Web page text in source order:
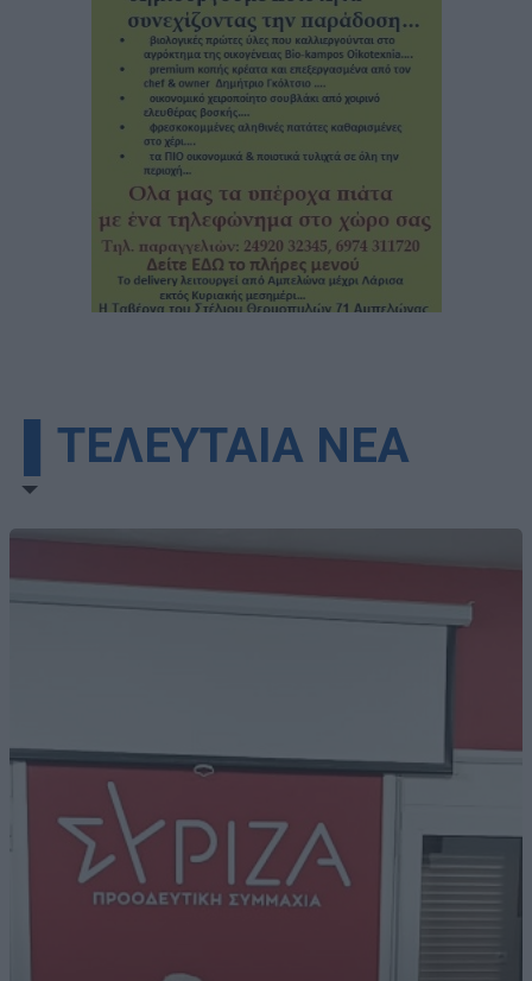
▌ΤΕΛΕΥΤΑΙΑ ΝΕΑ